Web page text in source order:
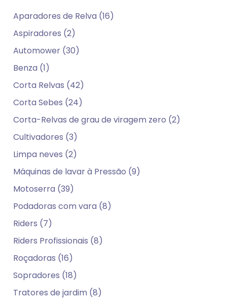
Aparadores de Relva (16)
Aspiradores (2)
Automower (30)
Benza (1)
Corta Relvas (42)
Corta Sebes (24)
Corta-Relvas de grau de viragem zero (2)
Cultivadores (3)
Limpa neves (2)
Máquinas de lavar à Pressão (9)
Motoserra (39)
Podadoras com vara (8)
Riders (7)
Riders Profissionais (8)
Roçadoras (16)
Sopradores (18)
Tratores de jardim (8)